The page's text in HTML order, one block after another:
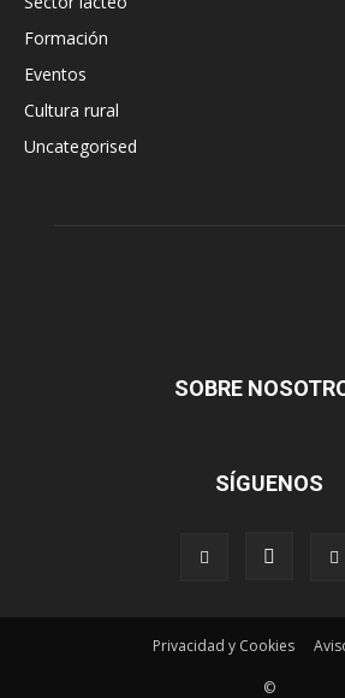
Formación
Eventos
Cultura rural
Uncategorised
SOBRE
SÍGUENOS
Privacidad y Cookies
©